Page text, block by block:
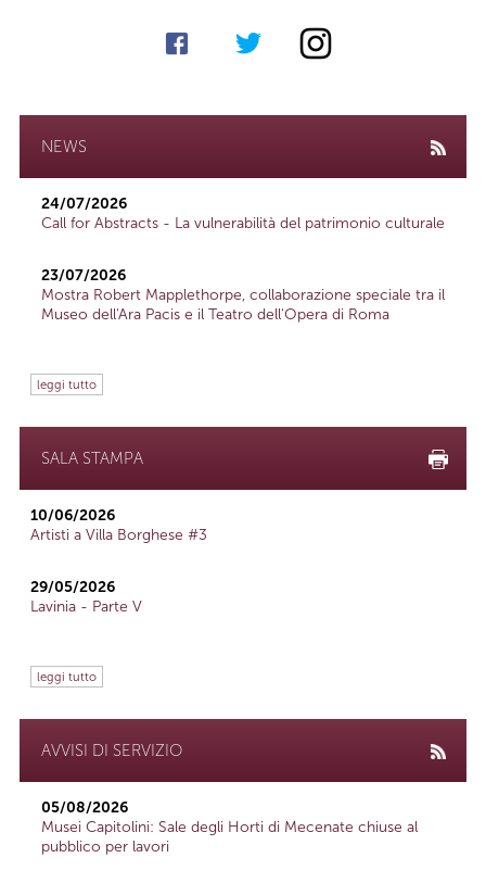
NEWS
24/07/2026
Call for Abstracts - La vulnerabilità del patrimonio culturale
23/07/2026
Mostra Robert Mapplethorpe, collaborazione speciale tra il
Museo dell'Ara Pacis e il Teatro dell'Opera di Roma
leggi tutto
SALA STAMPA
10/06/2026
Artisti a Villa Borghese #3
29/05/2026
Lavinia - Parte V
leggi tutto
AVVISI DI SERVIZIO
05/08/2026
Musei Capitolini: Sale degli Horti di Mecenate chiuse al
pubblico per lavori